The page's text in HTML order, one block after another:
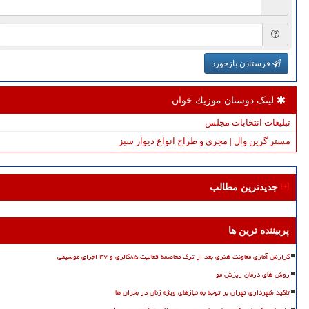
فرستادن بازخورد
لینک دوستان موزیك خوان
تبلیغات انتخابات مجلس
مستر گرین وال | مجری و طراح انواع دیوار سبز
جدیدترین مطالب
پربیننده ترین ها
گزارش آماری معاونت هنری بعد از ترک مخاصمه فعالیت ۸۵گالری و ۴۷ اجرای موسیقی
روش های درمان ریزش مو
تاکید شهرداری تهران بر توجه به نیازهای ویژه زنان در بحران ها